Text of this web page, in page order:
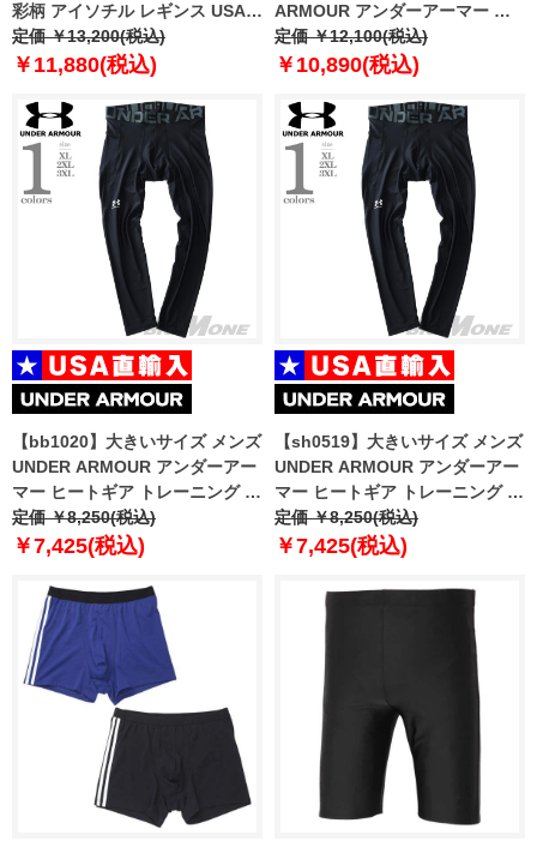
彩柄 アイソチル レギンス USA直
輸入 1361585
定価 ￥13,200(税込)
￥11,880(税込)
ARMOUR アンダーアーマー レ
ギンス ColdGear Leggings
USA直輸入 1366075
定価 ￥12,100(税込)
￥10,890(税込)
【bb1020】大きいサイズ メンズ
UNDER ARMOUR アンダーアー
マー ヒートギア トレーニング レ
ギンス USA直輸入 1361586-001
定価 ￥8,250(税込)
￥7,425(税込)
【sh0519】大きいサイズ メンズ
UNDER ARMOUR アンダーアー
マー ヒートギア トレーニング レ
ギンス USA直輸入 1361586
定価 ￥8,250(税込)
￥7,425(税込)